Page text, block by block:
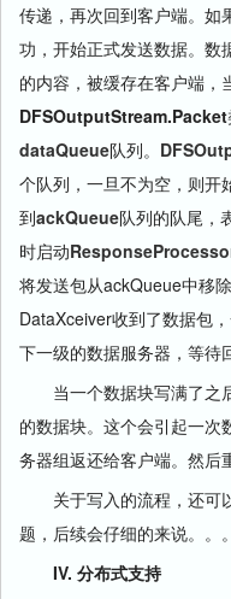
传递，再次回到客户端。如
功，开始正式发送数据。数
的内容，被缓存在客户端，
DFSOutputStream.Packet
dataQueue队列。
个队列，一旦不为空，则开
到ackQueue队列的队尾，
时启动
将发送包从ackQueue中移
DataXceiver收到了数据包
下一级的数据服务器，等待
当一个数据块写满了之
的数据块。这个会引起一次
务器组返还给客户端。然后
关于写入的流程，还可
题，后续会仔细的来说。。。
IV. 分布式支持